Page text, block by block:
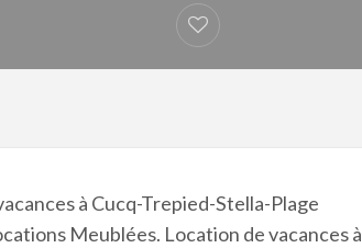
à Cucq-Trepied-Stella-Plage
Meublées. Location de vacances à